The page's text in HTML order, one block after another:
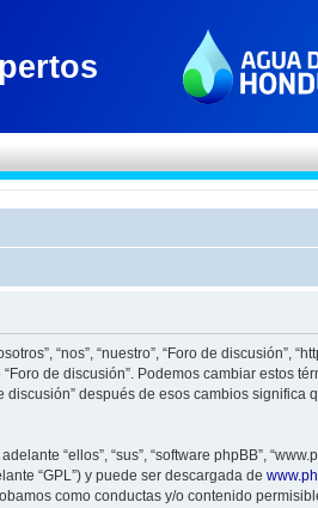
“nos”, “nuestro”, “Foro de
de discusión”. Podemos cambiar
después de esos cambios
“ellos”, “sus”, “software phpBB”,
“GPL”) y puede ser descargada de
como conductas y/o contenido